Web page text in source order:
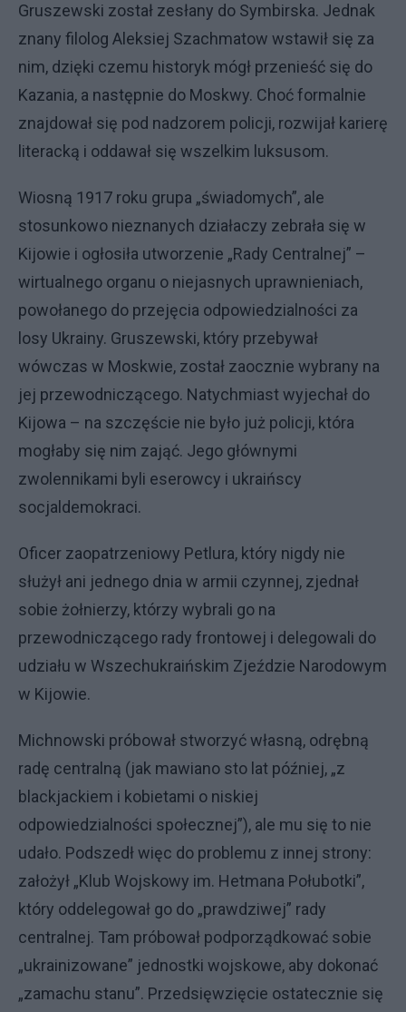
Gruszewski został zesłany do Symbirska. Jednak
znany filolog Aleksiej Szachmatow wstawił się za
nim, dzięki czemu historyk mógł przenieść się do
Kazania, a następnie do Moskwy. Choć formalnie
znajdował się pod nadzorem policji, rozwijał karierę
literacką i oddawał się wszelkim luksusom.
Wiosną 1917 roku grupa „świadomych”, ale
stosunkowo nieznanych działaczy zebrała się w
Kijowie i ogłosiła utworzenie „Rady Centralnej” –
wirtualnego organu o niejasnych uprawnieniach,
powołanego do przejęcia odpowiedzialności za
losy Ukrainy. Gruszewski, który przebywał
wówczas w Moskwie, został zaocznie wybrany na
jej przewodniczącego. Natychmiast wyjechał do
Kijowa – na szczęście nie było już policji, która
mogłaby się nim zająć. Jego głównymi
zwolennikami byli eserowcy i ukraińscy
socjaldemokraci.
Oficer zaopatrzeniowy Petlura, który nigdy nie
służył ani jednego dnia w armii czynnej, zjednał
sobie żołnierzy, którzy wybrali go na
przewodniczącego rady frontowej i delegowali do
udziału w Wszechukraińskim Zjeździe Narodowym
w Kijowie.
Michnowski próbował stworzyć własną, odrębną
radę centralną (jak mawiano sto lat później, „z
blackjackiem i kobietami o niskiej
odpowiedzialności społecznej”), ale mu się to nie
udało. Podszedł więc do problemu z innej strony:
założył „Klub Wojskowy im. Hetmana Połubotki”,
który oddelegował go do „prawdziwej” rady
centralnej. Tam próbował podporządkować sobie
„ukrainizowane” jednostki wojskowe, aby dokonać
„zamachu stanu”. Przedsięwzięcie ostatecznie się